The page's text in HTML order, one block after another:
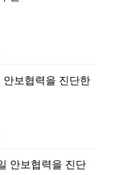
보협력을 진단한
안보협력을 진단